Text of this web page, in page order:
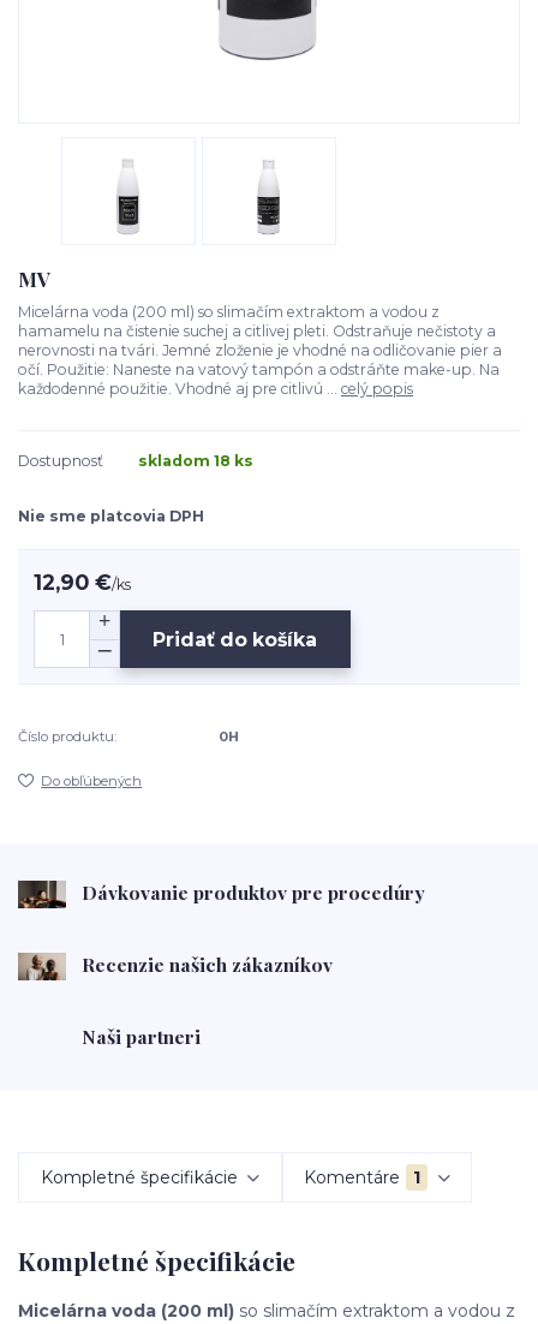
MV
Micelárna voda (200 ml) so slimačím extraktom a vodou z
hamamelu na čistenie suchej a citlivej pleti. Odstraňuje nečistoty a
nerovnosti na tvári. Jemné zloženie je vhodné na odličovanie pier a
očí. Použitie: Naneste na vatový tampón a odstráňte make-up. Na
každodenné použitie. Vhodné aj pre citlivú ... celý popis
Dostupnosť skladom 18 ks
Nie sme platcovia DPH
12,90 €/ks
Pridať do košíka
Číslo produktu: 0H
Do obľúbených
Dávkovanie produktov pre procedúry
Recenzie našich zákazníkov
Naši partneri
Kompletné špecifikácie Komentáre 1
Kompletné špecifikácie
Micelárna voda (200 ml) so slimačím extraktom a vodou z